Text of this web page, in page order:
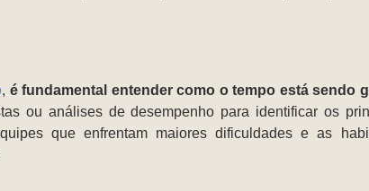
, é fundamental entender como o tempo está sendo
ou análises de desempenho para identificar os
que enfrentam maiores dificuldades e as